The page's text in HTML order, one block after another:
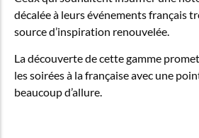
décalée à leurs événements français
source d’inspiration renouvelée.
La découverte de cette gamme
les soirées à la française avec une
beaucoup d’allure.